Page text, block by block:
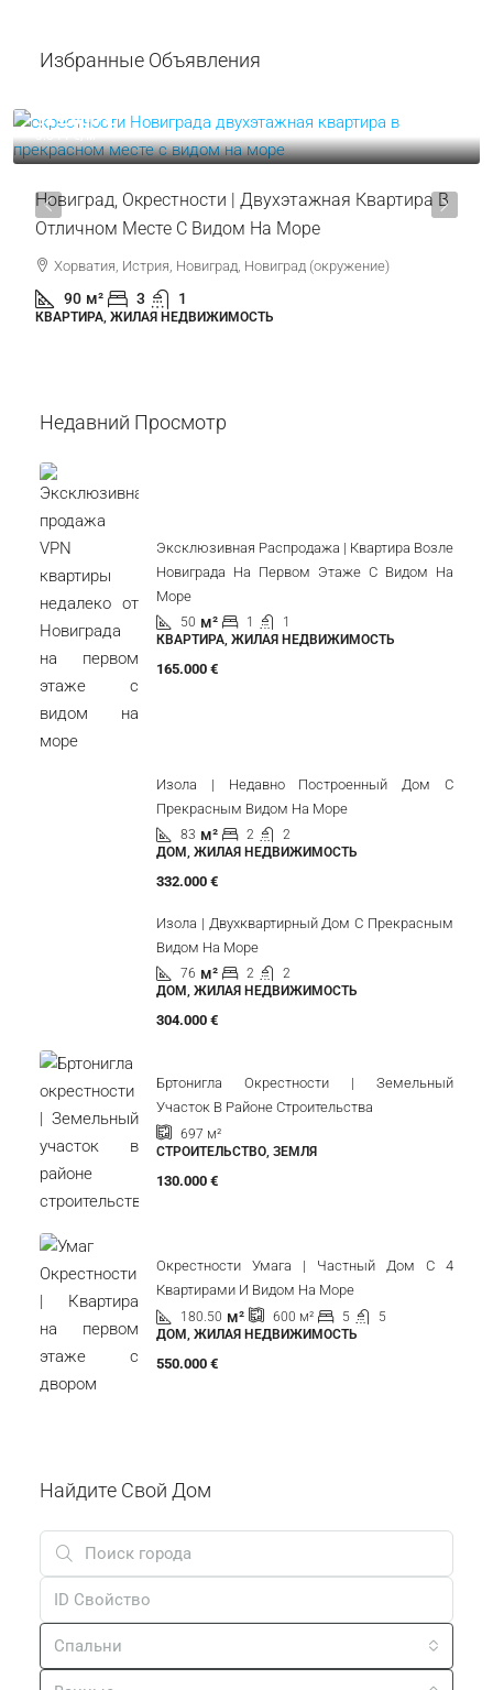
Избранные Объявления
319.000 €
3.544 €
Новиград, Окрестности | Двухэтажная Квартира В
Отличном Месте С Видом На Море
Хорватия, Истрия, Новиград, Новиград (окружение)
90 м² 3 1
КВАРТИРА, ЖИЛАЯ НЕДВИЖИМОСТЬ
Недавний Просмотр
Эксклюзивная Распродажа | Квартира Возле
Новиграда На Первом Этаже С Видом На
Море
50 м² 1
1
КВАРТИРА, ЖИЛАЯ НЕДВИЖИМОСТЬ
165.000 €
Изола | Недавно Построенный Дом С
Прекрасным Видом На Море
83 м² 2
2
ДОМ, ЖИЛАЯ НЕДВИЖИМОСТЬ
332.000 €
Изола | Двухквартирный Дом С Прекрасным
Видом На Море
76 м² 2
2
ДОМ, ЖИЛАЯ НЕДВИЖИМОСТЬ
304.000 €
Бртонигла Окрестности | Земельный
Участок В Районе Строительства
697 м²
СТРОИТЕЛЬСТВО, ЗЕМЛЯ
130.000 €
Окрестности Умага | Частный Дом С 4
Квартирами И Видом На Море
180.50 м² 600 м² 5
5
ДОМ, ЖИЛАЯ НЕДВИЖИМОСТЬ
550.000 €
Найдите Свой Дом
Спальни